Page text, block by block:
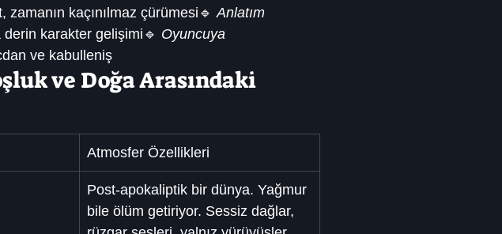
zamanın kaçınılmaz çürümesi🔹 Anlatım
karakter gelişimi🔹 Oyuncuya
ve kabulleniş
ve Doğa Arasındaki
Atmosfer Özellikleri
Post-apokaliptik bir dünya. Yağmur
bile ölüm getiriyor. Sessiz dağlar,